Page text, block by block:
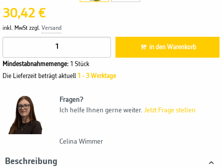
30,42 €
inkl. MwSt zzgl. Versand
in den Warenkorb
Mindestabnahmemenge:
1 Stück
Die Lieferzeit beträgt aktuell
1 - 3 Werktage
Fragen?
Ich helfe Ihnen gerne weiter. Jetzt Frage stellen
Celina Wimmer
Beschreibung